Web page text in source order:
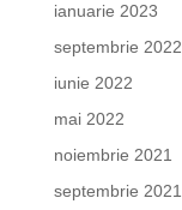
ianuarie 2023
septembrie 2022
iunie 2022
mai 2022
noiembrie 2021
septembrie 2021